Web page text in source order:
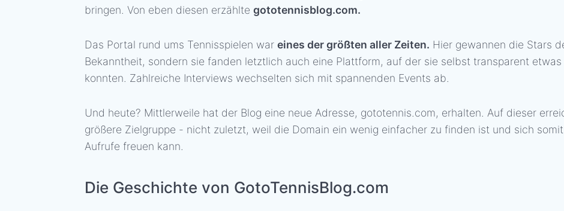
bringen. Von eben diesen erzähltegototennisblog.com.
Das Portal rund ums Tennisspielen wareines der größten aller Zeiten. Hier gewannen die Stars
Bekanntheit, sondern sie fanden letztlich auch eine Plattform, auf der sie selbst transparent
konnten. Zahlreiche Interviews wechselten sich mit spannenden Events ab.
Und heute? Mittlerweile hat der Blog eine neue Adresse, gototennis.com, erhalten. Auf dieser
größere Zielgruppe - nicht zuletzt, weil die Domain ein wenig einfacher zu finden ist und sich
Aufrufe freuen kann.
Die Geschichte von GotoTennisBlog.com